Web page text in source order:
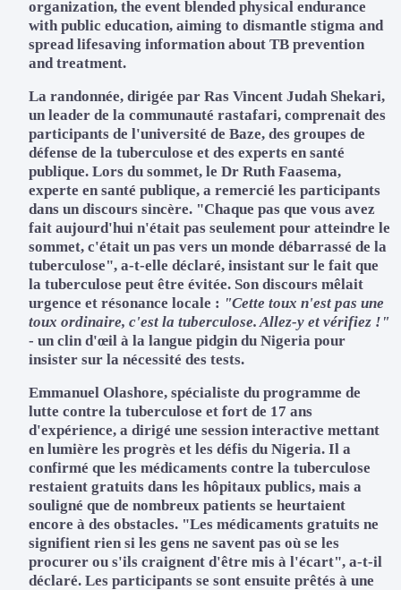
organization, the event blended physical endurance
with public education, aiming to dismantle stigma and
spread lifesaving information about TB prevention
and treatment.
La randonnée, dirigée par Ras Vincent Judah Shekari,
un leader de la communauté rastafari, comprenait des
participants de l'université de Baze, des groupes de
défense de la tuberculose et des experts en santé
publique. Lors du sommet, le Dr Ruth Faasema,
experte en santé publique, a remercié les participants
dans un discours sincère. "Chaque pas que vous avez
fait aujourd'hui n'était pas seulement pour atteindre le
sommet, c'était un pas vers un monde débarrassé de la
tuberculose", a-t-elle déclaré, insistant sur le fait que
la tuberculose peut être évitée. Son discours mêlait
urgence et résonance locale : "Cette toux n'est pas une
toux ordinaire, c'est la tuberculose. Allez-y et vérifiez !"
- un clin d'œil à la langue pidgin du Nigeria pour
insister sur la nécessité des tests.
Emmanuel Olashore, spécialiste du programme de
lutte contre la tuberculose et fort de 17 ans
d'expérience, a dirigé une session interactive mettant
en lumière les progrès et les défis du Nigeria. Il a
confirmé que les médicaments contre la tuberculose
restaient gratuits dans les hôpitaux publics, mais a
souligné que de nombreux patients se heurtaient
encore à des obstacles. "Les médicaments gratuits ne
signifient rien si les gens ne savent pas où se les
procurer ou s'ils craignent d'être mis à l'écart", a-t-il
déclaré. Les participants se sont ensuite prêtés à une